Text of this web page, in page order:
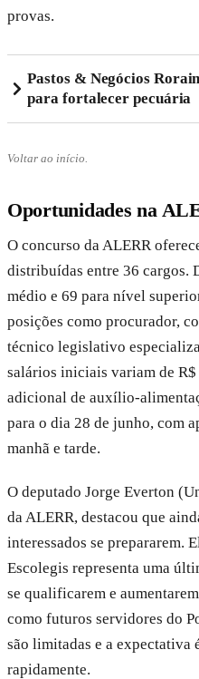
provas.
Pastos & Negócios
para fortalecer pecuária
Voltar ao início.
Oportunidades na
O concurso da ALERR
distribuídas entre 36 cargos.
médio e 69 para nível
posições como procurador,
técnico legislativo
salários iniciais variam de
adicional de auxílio-
para o dia 28 de junho, com
manhã e tarde.
O deputado Jorge Everton
da ALERR, destacou que
interessados se prepararem.
Escolegis representa uma
se qualificarem e
como futuros servidores do
são limitadas e a expectativa
rapidamente.